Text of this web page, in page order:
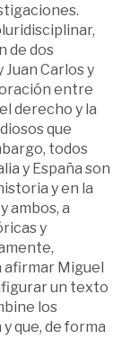
de dos
Carlos y
entre
derecho y la
que
todos
y España son
y en la
ambos, a
y
afirmar Miguel
un texto
los
que, de forma